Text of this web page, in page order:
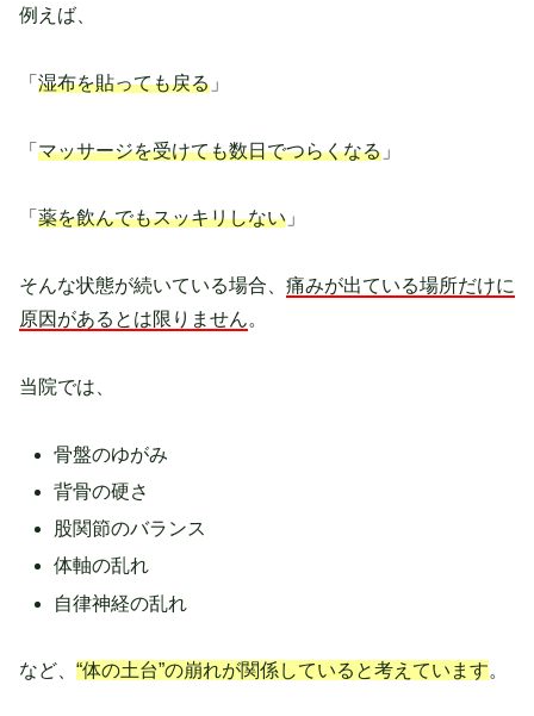
例えば、
「 湿布を貼っても戻る 」
「 マッサージを受けても数日でつらくなる 」
「 薬を飲んでもスッキリしない 」
そんな状態が続いている場合、 痛みが出ている場所だけに
原因があるとは限りません。
当院では、
骨盤のゆがみ
背骨の硬さ
股関節のバランス
体軸の乱れ
自律神経の乱れ
など、 “体の土台”の崩れが関係していると考えています。